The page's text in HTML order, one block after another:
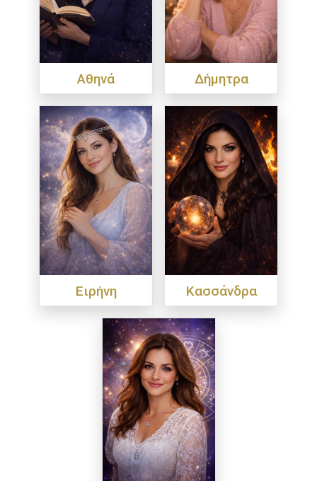
Αθηνά Δήμητρα
Ειρήνη Κασσάνδρα